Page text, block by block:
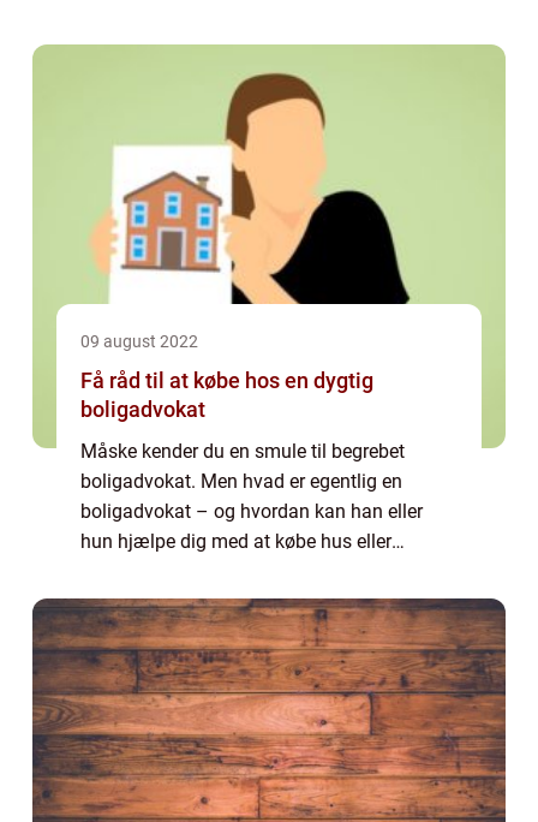
imponerende samling af disse h&a...
09 august 2022
Få råd til at købe hos en dygtig
boligadvokat
Måske kender du en smule til begrebet
boligadvokat. Men hvad er egentlig en
boligadvokat – og hvordan kan han eller
hun hjælpe dig med at købe hus eller
ejendomsret, der hjælper folk med at købe
ell...